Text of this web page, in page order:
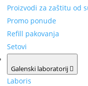
Proizvodi za zaštitu od
Promo ponude
Refill pakovanja
Setovi
Galenski laboratorij
Laboris